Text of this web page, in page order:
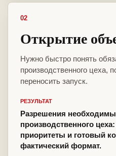
02
Открытие
Нужно быстро понять
производственного цеха,
переносить запуск.
РЕЗУЛЬТАТ
Разрешения
производственного
приоритеты и готовый
фактический формат.